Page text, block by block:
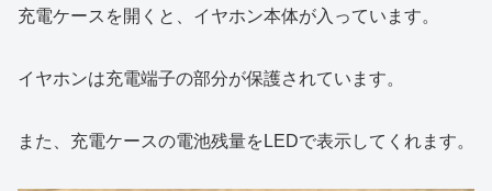
充電ケースを開くと、イヤホン本体が入っています。
イヤホンは充電端子の部分が保護されています。
また、充電ケースの電池残量をLEDで表示してくれます。